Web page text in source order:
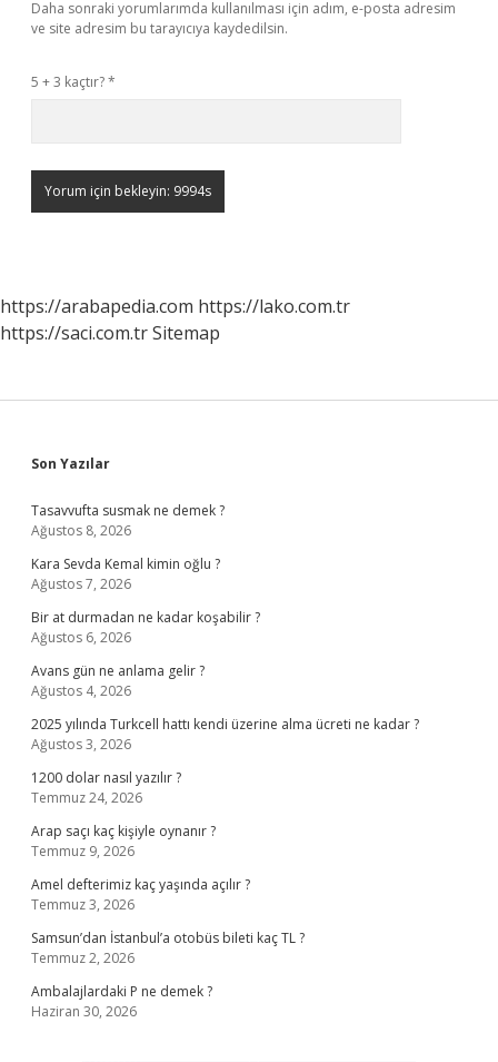
Daha sonraki yorumlarımda kullanılması için adım, e-posta adresim
ve site adresim bu tarayıcıya kaydedilsin.
5 + 3 kaçtır?*
https://arabapedia.com https://lako.com.tr
https://saci.com.trSitemap
Sidebar
Son Yazılar
Tasavvufta susmak ne demek ?
Ağustos 8, 2026
Kara Sevda Kemal kimin oğlu ?
Ağustos 7, 2026
Bir at durmadan ne kadar koşabilir ?
Ağustos 6, 2026
Avans gün ne anlama gelir ?
Ağustos 4, 2026
2025 yılında Turkcell hattı kendi üzerine alma ücreti ne kadar ?
Ağustos 3, 2026
1200 dolar nasıl yazılır ?
Temmuz 24, 2026
Arap saçı kaç kişiyle oynanır ?
Temmuz 9, 2026
Amel defterimiz kaç yaşında açılır ?
Temmuz 3, 2026
Samsun’dan İstanbul’a otobüs bileti kaç TL ?
Temmuz 2, 2026
Ambalajlardaki P ne demek ?
Haziran 30, 2026